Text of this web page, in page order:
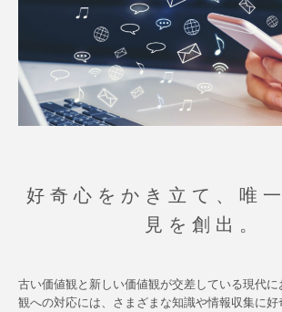
好奇心をかき立て、唯
見を創出。
古い価値観と新しい価値観が交差している現代
観への対応には、さまざまな知識や情報収集に